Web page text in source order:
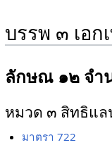
บรรพ ๓ เอ
ลักษณ ๑๒ จำ
หมวด ๓ สิทธิแล
มาตรา 722